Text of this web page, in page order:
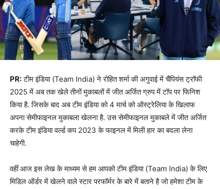
PR:टीम इंडिया (Team India) ने रोहित शर्मा की अगुवाई में चैंपियंस ट्रॉफी
2025 में अब तक खेले तीनों मुकाबलों में जीत अर्जित ग्रुप में टॉप पर फिनिश
किया है. जिसके बाद अब टीम इंडिया को 4 मार्च को ऑस्ट्रेलिया के खिलाफ
अपना सेमीफाइनल मुकाबला खेलना है. उस सेमीफाइनल मुकाबले में जीत अर्जित
करके टीम इंडिया वर्ल्ड कप 2023 के फाइनल में मिली हार का बदला लेना
चाहेगी.
वहीं आज इस लेख के माध्यम से हम आपको टीम इंडिया (Team India) के लिए
मिडिल ऑर्डर में खेलने वाले स्टार परफॉर्मर के बारे में बताने है जो हमेशा टीम के